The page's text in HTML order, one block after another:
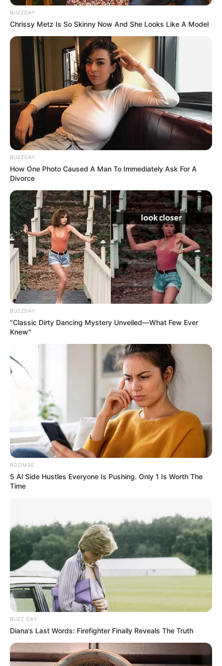
21:24 / 05 Avqust 2026
Kartdan-karta köçürmə ilə bağlı limitlər
bu banklarda işləmir
163
20:47 / 05 Avqust 2026 SİYASƏT
Təcili! İsrail hərəkətə keçdi -Bu ölkə
BOMBALANIR
152 0 0
19:59 / 05 Avqust 2026 ŞOU-BİZNES
"Paltarımı nə hədiyyə edirəm, nə də
satıram" — Aygün Kazımova ilə müsahibə
88 0
19:49 / 05 Avqust 2026 KRİMİNAL
Mingəçevirdə kanalda batan
yeniyetmənin axtarışları aparılır- VİDEO
165
BUZZDAY
Chrissy Metz Is So Skinny Now And She Looks Like A Model
BUZZDAY
How One Photo Caused A Man To Immediately Ask For A
Divorce
BUZZDAY
“Classic Dirty Dancing Mystery Unveiled—What Few Ever
Knew"
ROOM30
5 AI Side Hustles Everyone Is Pushing. Only 1 Is Worth The
Time
BUZZ DAY
Diana’s Last Words: Firefighter Finally Reveals The Truth